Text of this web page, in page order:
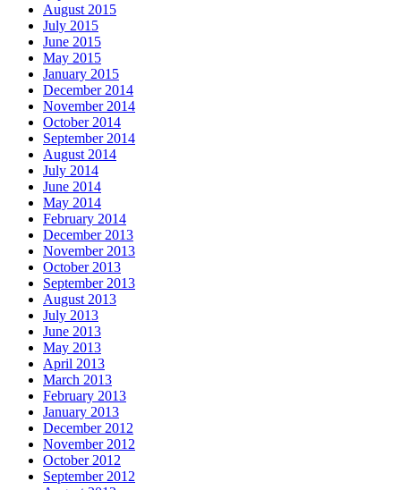
August 2015
July 2015
June 2015
May 2015
January 2015
December 2014
November 2014
October 2014
September 2014
August 2014
July 2014
June 2014
May 2014
February 2014
December 2013
November 2013
October 2013
September 2013
August 2013
July 2013
June 2013
May 2013
April 2013
March 2013
February 2013
January 2013
December 2012
November 2012
October 2012
September 2012